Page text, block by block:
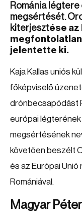
Románia légtere
megsértését.
kiterjesztése az
jelentette ki.
Kaja Kallas uniós
főképviselő
drónbecsapódást
európai légterének
megsértésének
követően beszélt
és az Európai
Romániával.
Magyar